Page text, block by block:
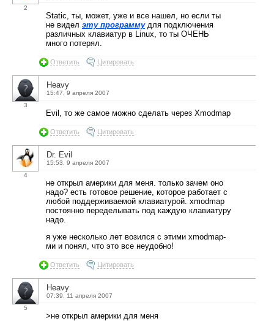
2
Static, ты, может, уже и все нашел, но если ты
не видел эту программудля подключения
различных клавиатур в Linux, то ты ОЧЕНЬ
много потерял.
Ответить Цитировать
3
Heavy
15:47, 9 апреля 2007
Evil, то же самое можно сделать через Xmodmap
Ответить Цитировать
4
Dr. Evil
15:53, 9 апреля 2007
не открыл америки для меня. только зачем оно
надо? есть готовое решение, которое работает с
любой поддерживаемой клавиатурой. xmodmap
постоянно переделывать под каждую клавиатуру
надо.
я уже несколько лет возился с этими xmodmap-
ми и понял, что это все неудобно!
Ответить Цитировать
5
Heavy
07:39, 11 апреля 2007
>не открыл америки для меня